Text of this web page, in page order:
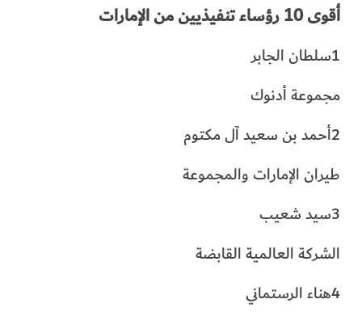
أقوى 10 رؤساء تنفيذيين من الإمارات
1سلطان الجابر
مجموعة أدنوك
2أحمد بن سعيد آل مكتوم
طيران الإمارات والمجموعة
3سيد شعيب
الشركة العالمية القابضة
4هناء الرستماني